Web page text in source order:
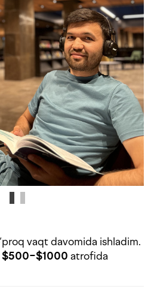
vaqt davomida ishladim.
$500−$1000 atrofida